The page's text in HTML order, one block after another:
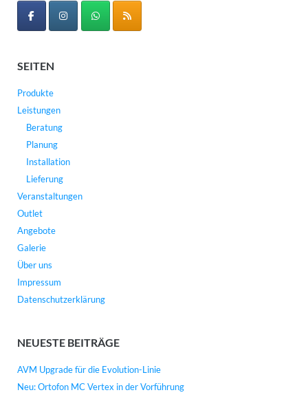
SEITEN
Produkte
Leistungen
Beratung
Planung
Installation
Lieferung
Veranstaltungen
Outlet
Angebote
Galerie
Über uns
Impressum
Datenschutzerklärung
NEUESTE BEITRÄGE
AVM Upgrade für die Evolution-Linie
Neu: Ortofon MC Vertex in der Vorführung